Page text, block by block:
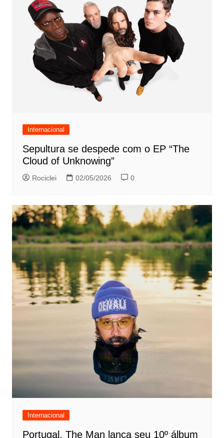
Internacional
Sepultura se despede com o EP “The
Cloud of Unknowing”
Rociclei 02/05/2026 0
Internacional
Portugal. The Man lança seu 10º álbum